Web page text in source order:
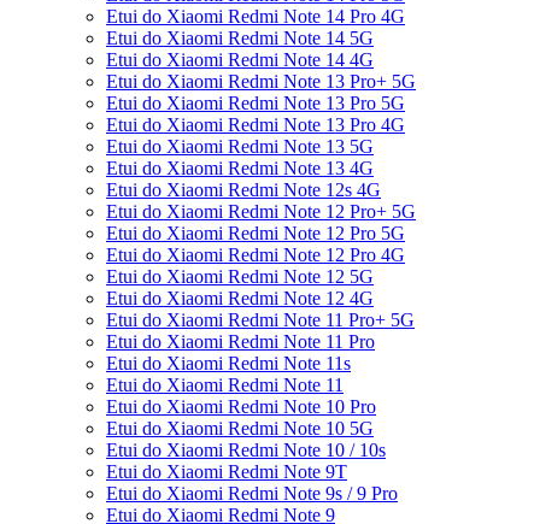
Etui do Xiaomi Redmi Note 14 Pro 4G
Etui do Xiaomi Redmi Note 14 5G
Etui do Xiaomi Redmi Note 14 4G
Etui do Xiaomi Redmi Note 13 Pro+ 5G
Etui do Xiaomi Redmi Note 13 Pro 5G
Etui do Xiaomi Redmi Note 13 Pro 4G
Etui do Xiaomi Redmi Note 13 5G
Etui do Xiaomi Redmi Note 13 4G
Etui do Xiaomi Redmi Note 12s 4G
Etui do Xiaomi Redmi Note 12 Pro+ 5G
Etui do Xiaomi Redmi Note 12 Pro 5G
Etui do Xiaomi Redmi Note 12 Pro 4G
Etui do Xiaomi Redmi Note 12 5G
Etui do Xiaomi Redmi Note 12 4G
Etui do Xiaomi Redmi Note 11 Pro+ 5G
Etui do Xiaomi Redmi Note 11 Pro
Etui do Xiaomi Redmi Note 11s
Etui do Xiaomi Redmi Note 11
Etui do Xiaomi Redmi Note 10 Pro
Etui do Xiaomi Redmi Note 10 5G
Etui do Xiaomi Redmi Note 10 / 10s
Etui do Xiaomi Redmi Note 9T
Etui do Xiaomi Redmi Note 9s / 9 Pro
Etui do Xiaomi Redmi Note 9